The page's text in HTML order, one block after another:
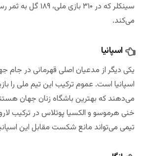
سینکلر که در ۳۱۰ بازی
می‌کند.
اسپانیا
یکی دیگر از مدعیان اصلی قهرمانی در جام
اسپانیا است. عموم ترکیب این تیم ملی را
می‌دهند که بهترین باشگاه زنان جهان
خنی هرموسو و الکسیا پوتلاس در ترکیب
تیمی می‌تواند مانع شکست مقابل این